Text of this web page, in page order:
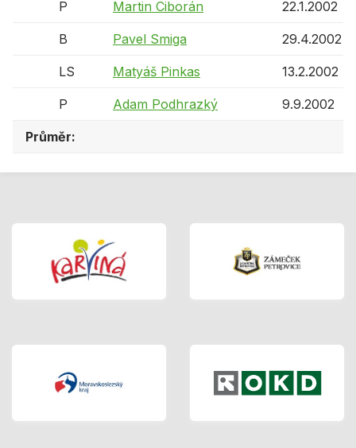
P Martin Ciborán 22.1.2002
B Pavel Smiga 29.4.2002
LS Matyáš Pinkas 13.2.2002
P Adam Podhrazký 9.9.2002
Průměr: